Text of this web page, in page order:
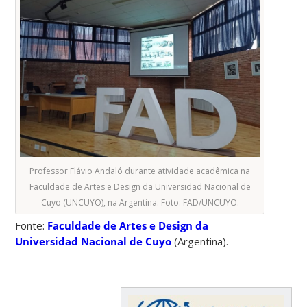
Professor Flávio Andaló durante atividade acadêmica na
Faculdade de Artes e Design da Universidad Nacional de
Cuyo (UNCUYO), na Argentina. Foto: FAD/UNCUYO.
Fonte: Faculdade de Artes e Design da
Universidad Nacional de Cuyo (Argentina).